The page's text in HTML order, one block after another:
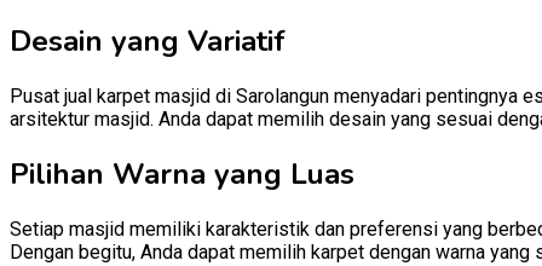
Desain yang Variatif
Pusat jual karpet masjid di Sarolangun menyadari pentingnya
arsitektur masjid. Anda dapat memilih desain yang sesuai
Pilihan Warna yang Luas
Setiap masjid memiliki karakteristik dan preferensi yang
Dengan begitu, Anda dapat memilih karpet dengan warna